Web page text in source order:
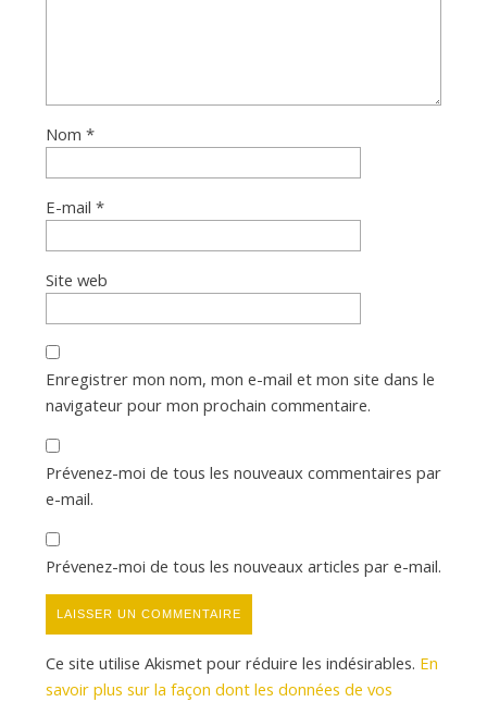
Nom *
E-mail *
Site web
Enregistrer mon nom, mon e-mail et mon site dans le
navigateur pour mon prochain commentaire.
Prévenez-moi de tous les nouveaux commentaires par
e-mail.
Prévenez-moi de tous les nouveaux articles par e-mail.
Ce site utilise Akismet pour réduire les indésirables. En
savoir plus sur la façon dont les données de vos